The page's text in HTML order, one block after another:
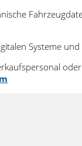
Systeme